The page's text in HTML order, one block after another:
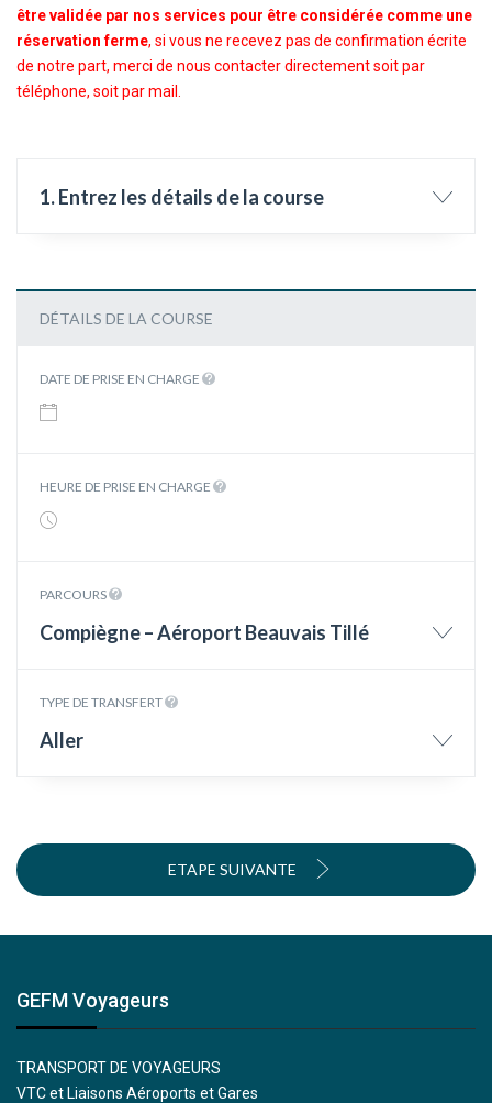
être validée par nos services pour être considérée comme une
réservation ferme, si vous ne recevez pas de confirmation écrite
de notre part, merci de nous contacter directement soit par
téléphone, soit par mail.
1. Entrez les détails de la course
DÉTAILS DE LA COURSE
DATE DE PRISE EN CHARGE
HEURE DE PRISE EN CHARGE
PARCOURS
Compiègne – Aéroport Beauvais Tillé
TYPE DE TRANSFERT
Aller
ETAPE SUIVANTE
GEFM Voyageurs
TRANSPORT DE VOYAGEURS
VTC et Liaisons Aéroports et Gares